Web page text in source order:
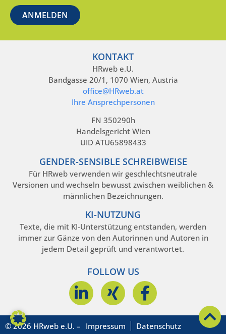
KONTAKT
HRweb e.U.
Bandgasse 20/1, 1070 Wien, Austria
office@HRweb.at
Ihre Ansprechpersonen
FN 350290h
Handelsgericht Wien
UID ATU65898433
GENDER-SENSIBLE SCHREIBWEISE
Für HRweb verwenden wir geschlechtsneutrale
Versionen und wechseln bewusst zwischen weiblichen &
männlichen Bezeichnungen.
KI-NUTZUNG
Texte, die mit KI-Unterstützung entstanden, werden
immer zur Gänze von den Autorinnen und Autoren in
jedem Detail geprüft und verantwortet.
FOLLOW US
© 2026 HRweb e.U. – Impressum Datenschutz